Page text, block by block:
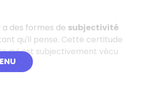
a des formes de subjectivité
qu'il pense. Cette certitude
qui est subjectivement vécu